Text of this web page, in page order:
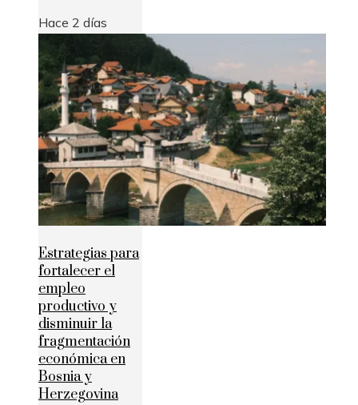
Hace 2 días
Estrategias para
fortalecer el
empleo
productivo y
disminuir la
fragmentación
económica en
Bosnia y
Herzegovina